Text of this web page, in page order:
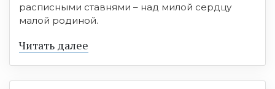
расписными ставнями – над милой сердцу
малой родиной.
Читать далее